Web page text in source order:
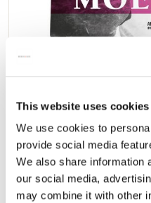
This website uses cookies
We use cookies to
provide social media
We also share information
our social media,
may combine it with other
Gedichtband: Mut!
€ 11,99
Alle anzeigen von Bücher
Mehr von Bücher -